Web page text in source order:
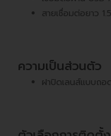
สายเชื่อมต่อยาว
ความเป็นส่วนตัว
ฝาปิดเลนส์แบบถอ